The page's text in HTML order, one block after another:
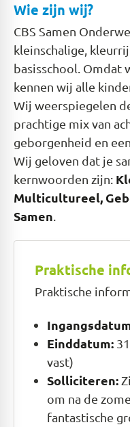
Wie zijn wij?
CBS Samen
kleinschalige,
basisschool. Omdat
kennen wij alle
Wij weerspiegelen
prachtige mix van
geborgenheid en
Wij geloven dat je
kernwoorden zijn:
Multicultureel,
Samen.
Praktische
Praktische
Einddatum:
vast)
Solliciteren:
om na de
fantastische